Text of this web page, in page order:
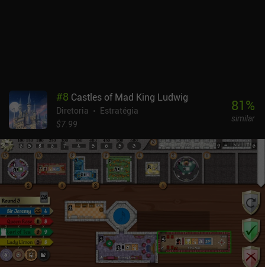
#8 Castles of Mad King Ludwig
Diretoria
Estratégia
$7.99
81%
similar